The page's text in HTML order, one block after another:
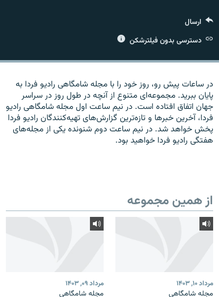
زبان‌های دیگر
ارسال
دسترسی بدون فیلترشکن
در ساعات پیش رو، روز خود را با مجله شامگاهی رادیو فردا به
پایان ببرید. مجموعه‌ای متنوع از آنچه در طول روز در سراسر
جهان اتفاق افتاده است. در نیم ساعت اول مجله شامگاهی رادیو
فردا، آخرین خبرها و تازه‌ترین گزارش‌های تهیه‌کنندگان رادیو فردا
پخش خواهد شد. در نیم ساعت دوم شنونده یکی از مجله‌های
هفتگی رادیو فردا خواهید بود.
از همین مجموعه
مرداد ۱۰, ۱۴۰۳
مجله شامگاهی
مرداد ۰۹, ۱۴۰۳
مجله شامگاهی